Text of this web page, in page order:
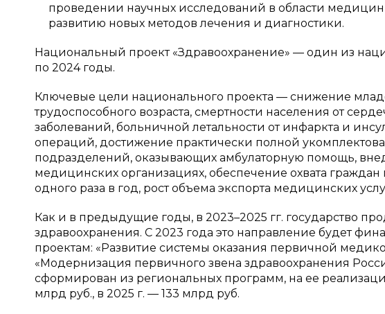
проведении научных исследований в области
развитию новых методов лечения и диагностики.
Национальный проект «Здравоохранение» — один из
по 2024 годы.
Ключевые цели национального проекта — снижение
трудоспособного возраста, смертности населения от
заболеваний, больничной летальности от инфаркта и
операций, достижение практически полной
подразделений, оказывающих амбулаторную помощь,
медицинских организациях, обеспечение охвата
одного раза в год, рост объема экспорта медицинских
Как и в предыдущие годы, в 2023–2025 гг. государство
здравоохранения. C 2023 года это направление будет
проектам: «Развитие системы оказания первичной
«Модернизация первичного звена здравоохранения
сформирован из региональных программ, на ее
млрд руб., в 2025 г. — 133 млрд руб.